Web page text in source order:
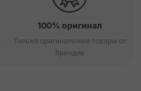
100% оригинал
Только оригинальные товары от
брендов